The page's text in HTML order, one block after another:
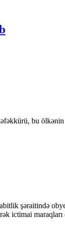
bu
şəraitində
ictimai maraqları